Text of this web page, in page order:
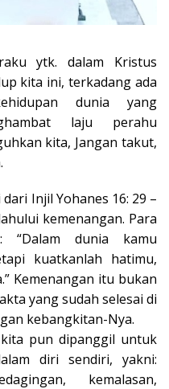
ytk. dalam Kristus
kita ini, terkadang ada
dunia yang
laju perahu
kita, Jangan takut,
Injil Yohanes 16: 29 –
kemenangan. Para
“Dalam dunia kamu
kuatkanlah hatimu,
Kemenangan itu bukan
yang sudah selesai di
kebangkitan-Nya.
pun dipanggil untuk
diri sendiri, yakni:
kemalasan,